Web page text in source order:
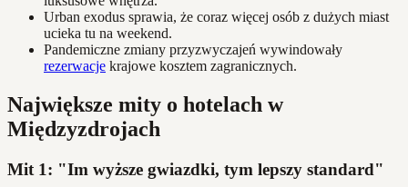
Urban exodus sprawia, że coraz więcej osób z dużych miast
ucieka tu na weekend.
Pandemiczne zmiany przyzwyczajeń wywindowały
rezerwacje krajowe kosztem zagranicznych.
Największe mity o hotelach w
Międzyzdrojach
Mit 1: "Im wyższe gwiazdki, tym lepszy standard"